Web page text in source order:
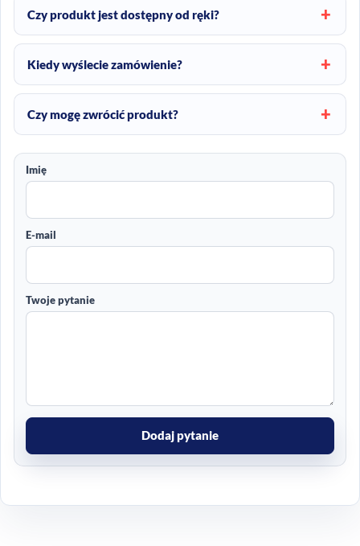
Czy produkt jest dostępny od ręki?
Kiedy wyślecie zamówienie?
Czy mogę zwrócić produkt?
Imię
E-mail
Twoje pytanie
Dodaj pytanie